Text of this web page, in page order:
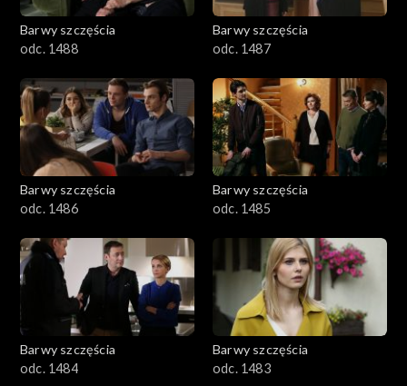
901–1000
801–900
782–800
Barwy szczęścia
odc. 1488
Barwy szczęścia
odc. 1487
Barwy szczęścia
odc. 1486
Barwy szczęścia
odc. 1485
Barwy szczęścia
odc. 1484
Barwy szczęścia
odc. 1483